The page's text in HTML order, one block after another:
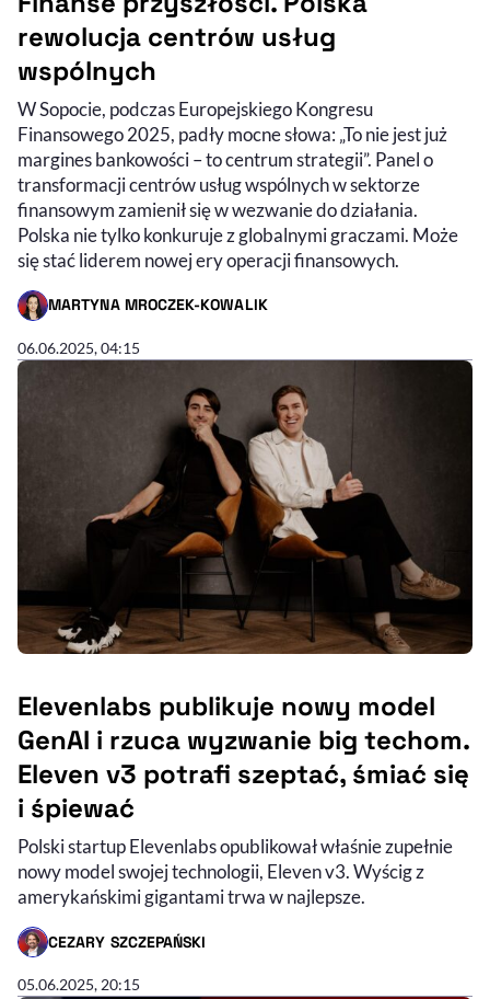
rewolucja centrów usług
wspólnych
W Sopocie, podczas Europejskiego Kongresu
Finansowego 2025, padły mocne słowa: „To nie jest już
margines bankowości – to centrum strategii”. Panel o
transformacji centrów usług wspólnych w sektorze
finansowym zamienił się w wezwanie do działania.
Polska nie tylko konkuruje z globalnymi graczami. Może
się stać liderem nowej ery operacji finansowych.
MARTYNA MROCZEK-KOWALIK
- AUTOR ARTYKUŁU - PROFIL
06.06.2025, 04:15
Elevenlabs publikuje nowy model
GenAI i rzuca wyzwanie big techom.
Eleven v3 potrafi szeptać, śmiać się
i śpiewać
Polski startup Elevenlabs opublikował właśnie zupełnie
nowy model swojej technologii, Eleven v3. Wyścig z
amerykańskimi gigantami trwa w najlepsze.
CEZARY SZCZEPAŃSKI
- AUTOR ARTYKUŁU - PROFIL
05.06.2025, 20:15